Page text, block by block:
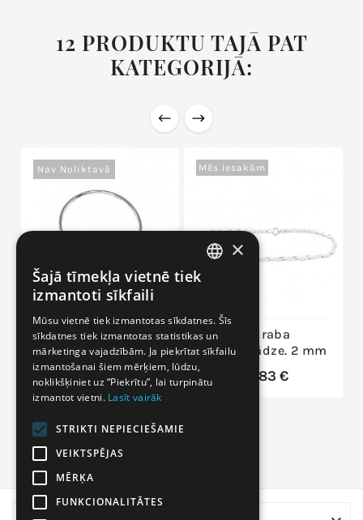
12 PRODUKTU TAJĀ PAT
KATEGORIJĀ:
Nav Noliktavā
Sudraba aproce
2600275(PRh-Gr),
Sudrabs 925°, rodijs
(pārklājums)
Mēs Iesakām
Sudraba
rokassprādze. 2 mm
22,83 €
LITHUANIAN
RUSSIAN
ENGLISH
×
Šajā tīmekļa vietnē tiek
izmantoti sīkfaili
Mūsu vietnē tiek izmantotas sīkdatnes. Šīs
sīkdatnes tiek izmantotas statistikas un
mārketinga vajadzībām. Ja piekrītat sīkfailu
izmantošanai šiem mērķiem, lūdzu,
noklikšķiniet uz “Piekrītu”, lai turpinātu
izmantot vietni. Lasīt vairāk
STRIKTI NEPIECIEŠAMIE
VEIKTSPĒJAS
MĒRĶA
FUNKCIONALITĀTES